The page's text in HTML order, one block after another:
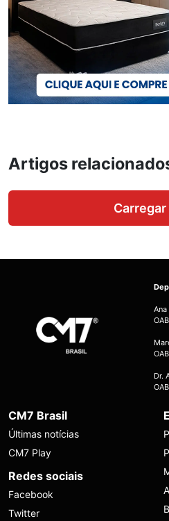
Artigos
Carregar
Dr.
CM7 Brasil
Últimas notícias
CM7 Play
Redes sociais
Facebook
Twitter